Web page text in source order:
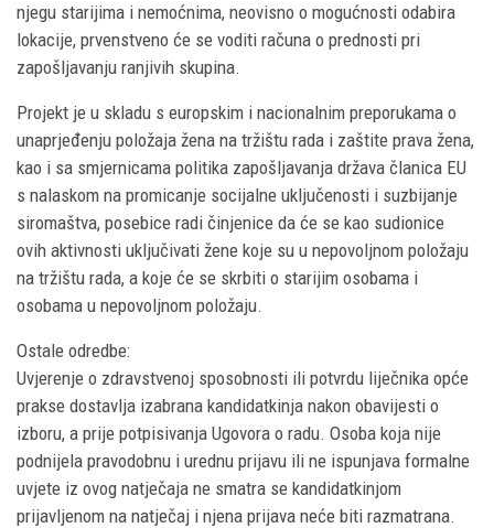
njegu starijima i nemoćnima, neovisno o mogućnosti odabira
lokacije, prvenstveno će se voditi računa o prednosti pri
zapošljavanju ranjivih skupina.
Projekt je u skladu s europskim i nacionalnim preporukama o
unaprjeđenju položaja žena na tržištu rada i zaštite prava žena,
kao i sa smjernicama politika zapošljavanja država članica EU
s nalaskom na promicanje socijalne uključenosti i suzbijanje
siromaštva, posebice radi činjenice da će se kao sudionice
ovih aktivnosti uključivati žene koje su u nepovoljnom položaju
na tržištu rada, a koje će se skrbiti o starijim osobama i
osobama u nepovoljnom položaju.
Ostale odredbe:
Uvjerenje o zdravstvenoj sposobnosti ili potvrdu liječnika opće
prakse dostavlja izabrana kandidatkinja nakon obavijesti o
izboru, a prije potpisivanja Ugovora o radu. Osoba koja nije
podnijela pravodobnu i urednu prijavu ili ne ispunjava formalne
uvjete iz ovog natječaja ne smatra se kandidatkinjom
prijavljenom na natječaj i njena prijava neće biti razmatrana.